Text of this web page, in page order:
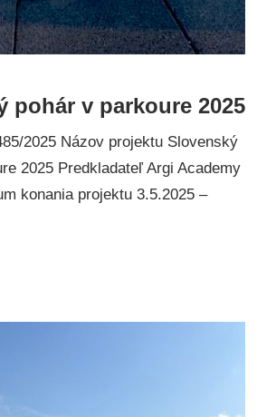
pohár v parkoure 2025
2025 Názov projektu Slovenský
2025 Predkladateľ Argi Academy
konania projektu 3.5.2025 –